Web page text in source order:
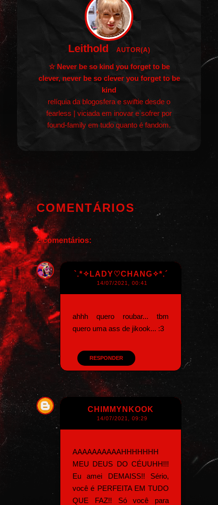
Leithold AUTOR(A)
☆ Never be so kind you forget to be
clever, never be so clever you forget to be
kind
relíquia da blogosfera e swiftie desde o
fearless | viciada em inovar e sofrer por
found-family em tudo quanto é fandom.
COMENTÁRIOS
2 comentários:
`.*✧LADY♡CHANG✧*.´
14/07/2021, 00:41
ahhh quero roubar... tbm
quero uma ass de jikook... :3
RESPONDER
CHIMMYNKOOK
14/07/2021, 09:29
AAAAAAAAAAHHHHHHH
MEU DEUS DO CÉUUHH!!!
Eu amei DEMAISS!! Sério,
você é PERFEITA EM TUDO
QUE FAZ!! Só você para